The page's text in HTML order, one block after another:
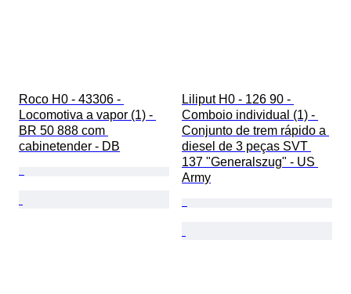
Roco H0 - 43306 -
Locomotiva a vapor (1) -
BR 50 888 com
cabinetender - DB
Liliput H0 - 126 90 -
Comboio individual (1) -
Conjunto de trem rápido a
diesel de 3 peças SVT
137 "Generalszug" - US
Army